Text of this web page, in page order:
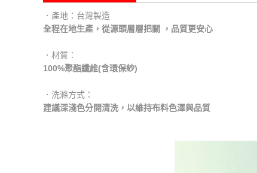
．產地：台灣製造
全程在地生產，從源頭層層把關 ，品質更安心
．材質：
100%聚酯纖維(含環保紗)
．洗滌方式：
建議深淺色分開清洗，以維持布料色澤與品質